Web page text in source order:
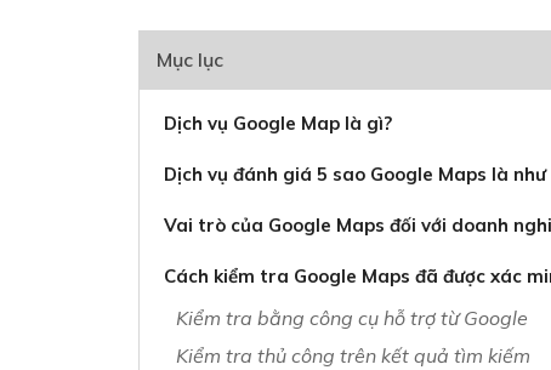
Mục lục
Dịch vụ Google Map là gì?
Dịch vụ đánh giá 5 sao Google Maps là
Vai trò của Google Maps đối với doanh
Cách kiểm tra Google Maps đã được xác
Kiểm tra bằng công cụ hỗ trợ từ Google
Kiểm tra thủ công trên kết quả tìm kiếm